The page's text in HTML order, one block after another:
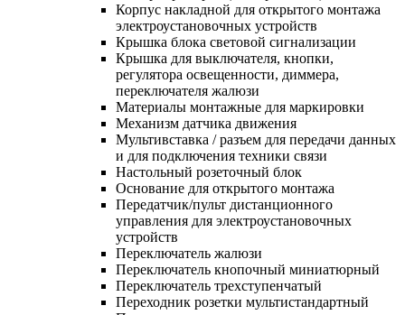
Корпус накладной для открытого монтажа
электроустановочных устройств
Крышка блока световой сигнализации
Крышка для выключателя, кнопки,
регулятора освещенности, диммера,
переключателя жалюзи
Материалы монтажные для маркировки
Механизм датчика движения
Мультивставка / разъем для передачи данных
и для подключения техники связи
Настольный розеточный блок
Основание для открытого монтажа
Передатчик/пульт дистанционного
управления для электроустановочных
устройств
Переключатель жалюзи
Переключатель кнопочный миниатюрный
Переключатель трехступенчатый
Переходник розетки мультистандартный